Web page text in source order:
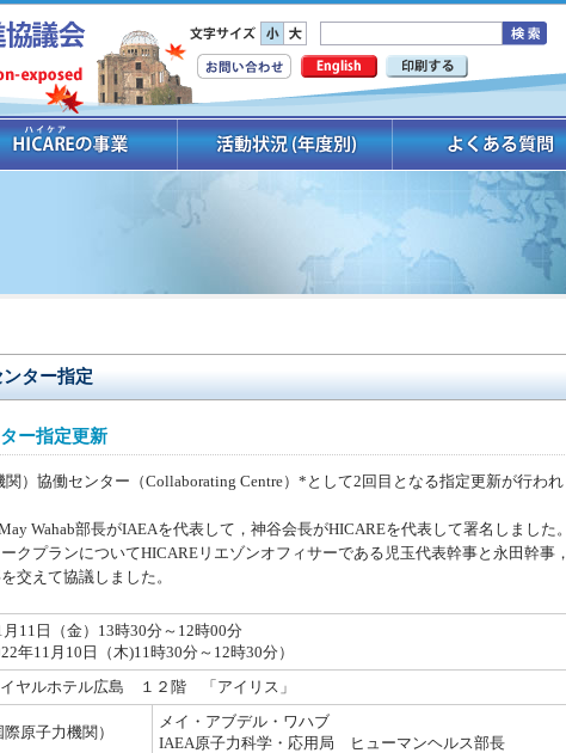
ンター指定
ー指定更新
）協働センター（Collaborating Centre）*として2回目となる指定更新が行われ
Wahab部長がIAEAを代表して，神谷会長がHICAREを代表して署名しました。
クプランについてHICAREリエゾンオフィサーである児玉代表幹事と永田幹事，
交えて協議しました。
月11日（金）13時30分～12時00分
年11月10日（木)11時30分～12時30分）
イヤルホテル広島 １２階 「アイリス」
原子力機関）
メイ・アブデル・ワハブ
IAEA原子力科学・応用局 ヒューマンヘルス部長